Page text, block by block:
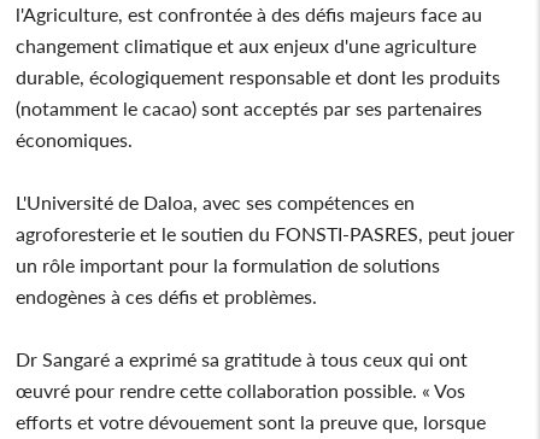
l'Agriculture, est confrontée à des défis majeurs face au
changement climatique et aux enjeux d'une agriculture
durable, écologiquement responsable et dont les produits
(notamment le cacao) sont acceptés par ses partenaires
économiques.
L'Université de Daloa, avec ses compétences en
agroforesterie et le soutien du FONSTI-PASRES, peut jouer
un rôle important pour la formulation de solutions
endogènes à ces défis et problèmes.
Dr Sangaré a exprimé sa gratitude à tous ceux qui ont
œuvré pour rendre cette collaboration possible. « Vos
efforts et votre dévouement sont la preuve que, lorsque